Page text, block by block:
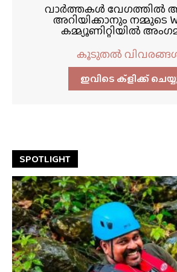
വാർത്തകൾ വേഗത്തിൽ
അറിയിക്കാനും നമ്മുടെ
കമ്മ്യൂണിറ്റിയിൽ
കൂടുതൽ
ഇവിടെ ക്ളിക്ക്‌
SPOTLIGHT